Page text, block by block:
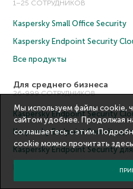
1–25 СОТРУДНИКОВ
Kaspersky Small Office Security
Kaspersky Endpoint Security
Все продукты
Для среднего бизнеса
26-999 СОТРУДНИКОВ
Kaspersky Endpoint Security
Kaspersky Endpoint Security
Kaspersky Endpoint Security
Мы используем файлы cookie,
сайтом удобнее. Продолжая
соглашаетесь с этим.
cookie можно прочитать